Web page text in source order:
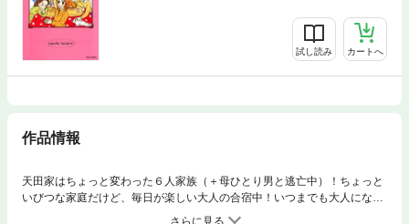
試し読み カートへ
作品情報
天田家はちょっと変わった６人家族（＋母ひとり男と逃亡中）！ちょっと
いびつな家庭だけど、毎日が楽しい大人の合宿中！いつまでも大人になれ
ない大人と、早くも大人になることを強いられた子供達は、それでも家族